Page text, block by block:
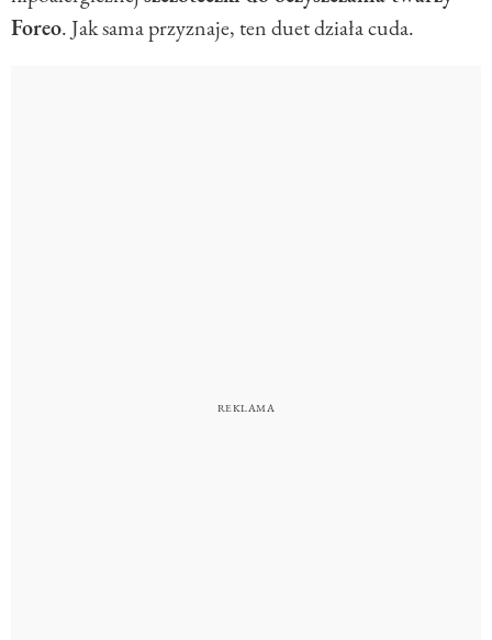
Foreo. Jak sama przyznaje, ten duet działa cuda.